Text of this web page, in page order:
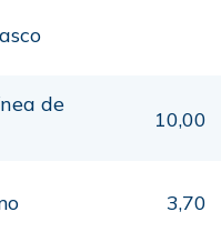
de
10,00
3,70